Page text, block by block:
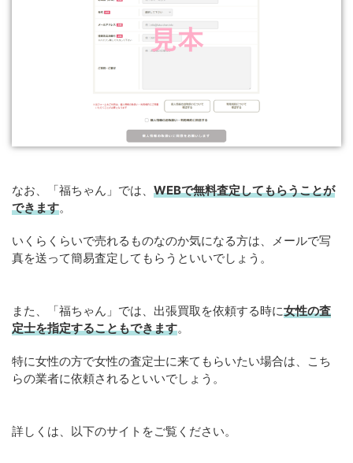
なお、「福ちゃん」では、 WEBで無料査定してもらうことが
できます。
いくらくらいで売れるものなのか気になる方は、メールで写
真を送って簡易査定してもらうといいでしょう。
また、「福ちゃん」では、出張買取を依頼する時に女性の査
定士を指定することもできます。
特に女性の方で女性の査定士に来てもらいたい場合は、こち
らの業者に依頼されるといいでしょう。
詳しくは、以下のサイトをご覧ください。